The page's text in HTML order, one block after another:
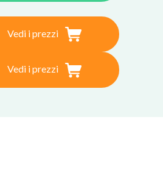
Vedi i prezzi
Vedi i prezzi